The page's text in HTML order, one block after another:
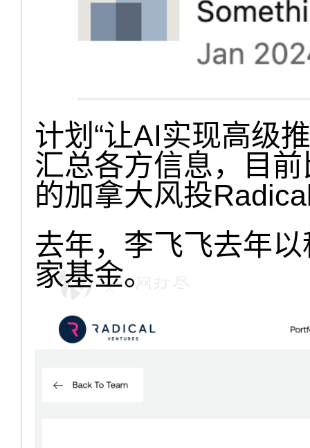
计划“让AI实现高级
汇总各方信息，目
的加拿大风投
去年，李飞飞去年
家基金。